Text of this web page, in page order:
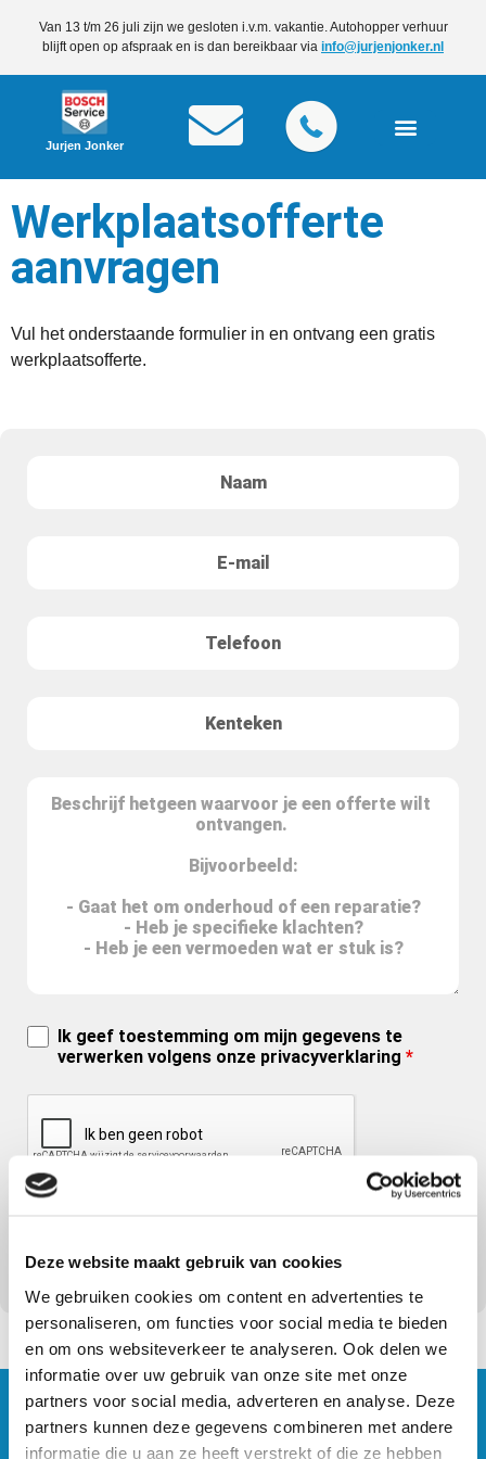
Deze website maakt gebruik van cookies
We gebruiken cookies om content en advertenties te
personaliseren, om functies voor social media te bieden
en om ons websiteverkeer te analyseren. Ook delen we
informatie over uw gebruik van onze site met onze
partners voor social media, adverteren en analyse. Deze
partners kunnen deze gegevens combineren met andere
informatie die u aan ze heeft verstrekt of die ze hebben
Van 13 t/m 26 juli zijn we gesloten i.v.m. vakantie. Autohopper verhuur
blijft open op afspraak en is dan bereikbaar via info@jurjenjonker.nl
Jurjen Jonker
Werkplaatsofferte
aanvragen
Vul het onderstaande formulier in en ontvang een gratis
werkplaatsofferte.
Ik geef toestemming om mijn gegevens te
verwerken volgens onze privacyverklaring *
BOSCH CAR SERVICE